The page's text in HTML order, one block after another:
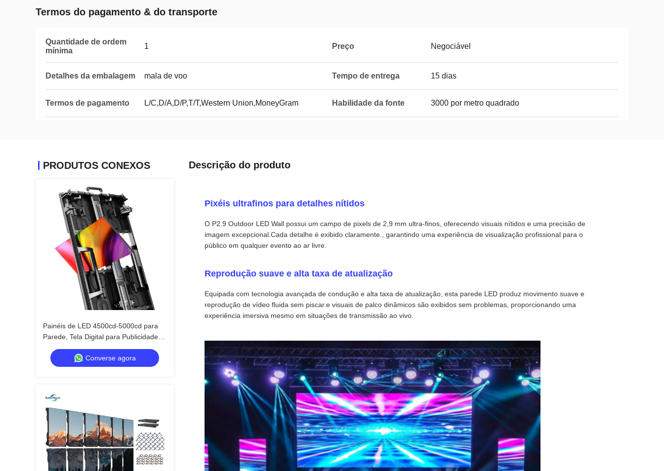
Termos do pagamento & do transporte
Quantidade de ordem
mínima
1 Preço Negociável
Detalhes da embalagem mala de voo Tempo de entrega 15 dias
Termos de pagamento L/C,D/A,D/P,T/T,Western Union,MoneyGram Habilidade da fonte 3000 por metro quadrado
PRODUTOS CONEXOS
Painéis de LED 4500cd-5000cd para
Parede, Tela Digital para Publicidade
Externa
Converse agora
Descrição do produto
Pixéis ultrafinos para detalhes nítidos
O P2.9 Outdoor LED Wall possui um campo de pixels de 2,9 mm ultra-finos, oferecendo visuais nítidos e uma precisão de
imagem excepcional.Cada detalhe é exibido claramente., garantindo uma experiência de visualização profissional para o
público em qualquer evento ao ar livre.
Reprodução suave e alta taxa de atualização
Equipada com tecnologia avançada de condução e alta taxa de atualização, esta parede LED produz movimento suave e
reprodução de vídeo fluida sem piscar.e visuais de palco dinâmicos são exibidos sem problemas, proporcionando uma
experiência imersiva mesmo em situações de transmissão ao vivo.